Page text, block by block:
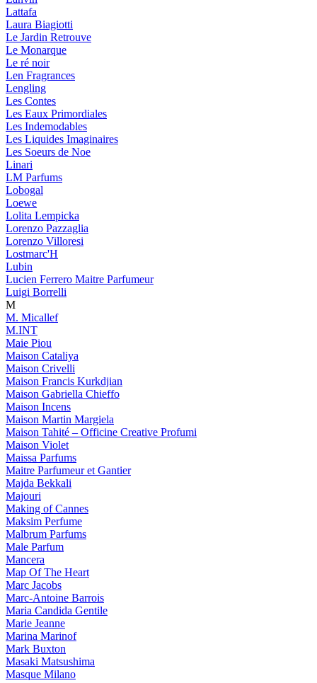
Lattafa
Laura Biagiotti
Le Jardin Retrouve
Le Monarque
Le ré noir
Len Fragrances
Lengling
Les Contes
Les Eaux Primordiales
Les Indemodables
Les Liquides Imaginaires
Les Soeurs de Noe
Linari
LM Parfums
Lobogal
Loewe
Lolita Lempicka
Lorenzo Pazzaglia
Lorenzo Villoresi
Lostmarc'H
Lubin
Lucien Ferrero Maitre Parfumeur
Luigi Borrelli
M
M. Micallef
M.INT
Maie Piou
Maison Cataliya
Maison Crivelli
Maison Francis Kurkdjian
Maison Gabriella Chieffo
Maison Incens
Maison Martin Margiela
Maison Tahité – Officine Creative Profumi
Maison Violet
Maissa Parfums
Maitre Parfumeur et Gantier
Majda Bekkali
Majouri
Making of Cannes
Maksim Perfume
Malbrum Parfums
Male Parfum
Mancera
Map Of The Heart
Marc Jacobs
Marc-Antoine Barrois
Maria Candida Gentile
Marie Jeanne
Marina Marinof
Mark Buxton
Masaki Matsushima
Masque Milano